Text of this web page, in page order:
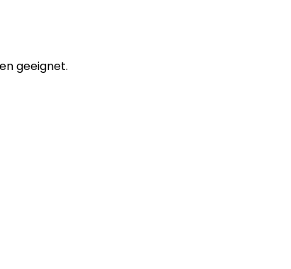
geeignet.